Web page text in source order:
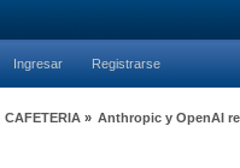
Ingresar Registrarse
CAFETERIA» Anthropic y OpenAI